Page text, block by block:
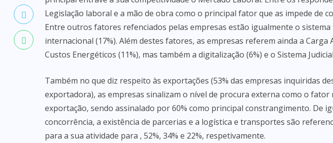
Legislação laboral e a mão de obra como o principal fator que as impede de
Entre outros fatores refenciados pelas empresas estão igualmente o sistema
internacional (17%). Além destes fatores, as empresas referem ainda a Carga
Custos Energéticos (11%), mas também a digitalização (6%) e o Sistema
Também no que diz respeito às exportações (53% das empresas inquiridas
exportadora), as empresas sinalizam o nível de procura externa como o fator
exportação, sendo assinalado por 60% como principal constrangimento. De
concorrência, a existência de parcerias e a logística e transportes são
para a sua atividade para , 52%, 34% e 22%, respetivamente.